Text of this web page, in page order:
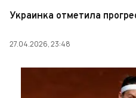
Украинка отметила
27.04.2026, 23:48